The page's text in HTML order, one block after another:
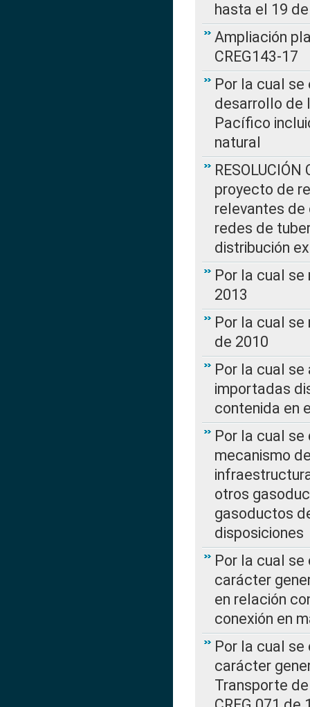
hasta el 19
Ampliación
CREG143-17
Por la cual
desarrollo de
Pacífico
natural
proyecto de
relevantes de
redes de
distribución
Por la cual se
2013
Por la cual se
de 2010
Por la cual
importadas
contenida en
Por la cual se
mecanismo
otros
gasoductos
disposiciones
Por la cual
carácter
en relación
conexión en
Por la cual
carácter
Transporte